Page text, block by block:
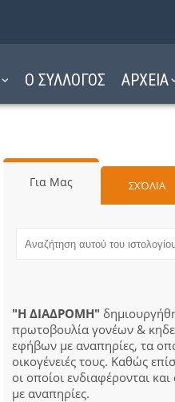
Ο ΣΥΛΛΟΓΟΣ ΑΡΧΕΙΑ
Για Μας ΣΧΌΛΙΑ
"Η ΔΙΑΔΡΟΜΗ"
πρωτοβουλία γονέων &
εφήβων με αναπηρίες, τα
οικογένειές τους. Καθώς
οι οποίοι ενδιαφέρονται
με αναπηρίες.